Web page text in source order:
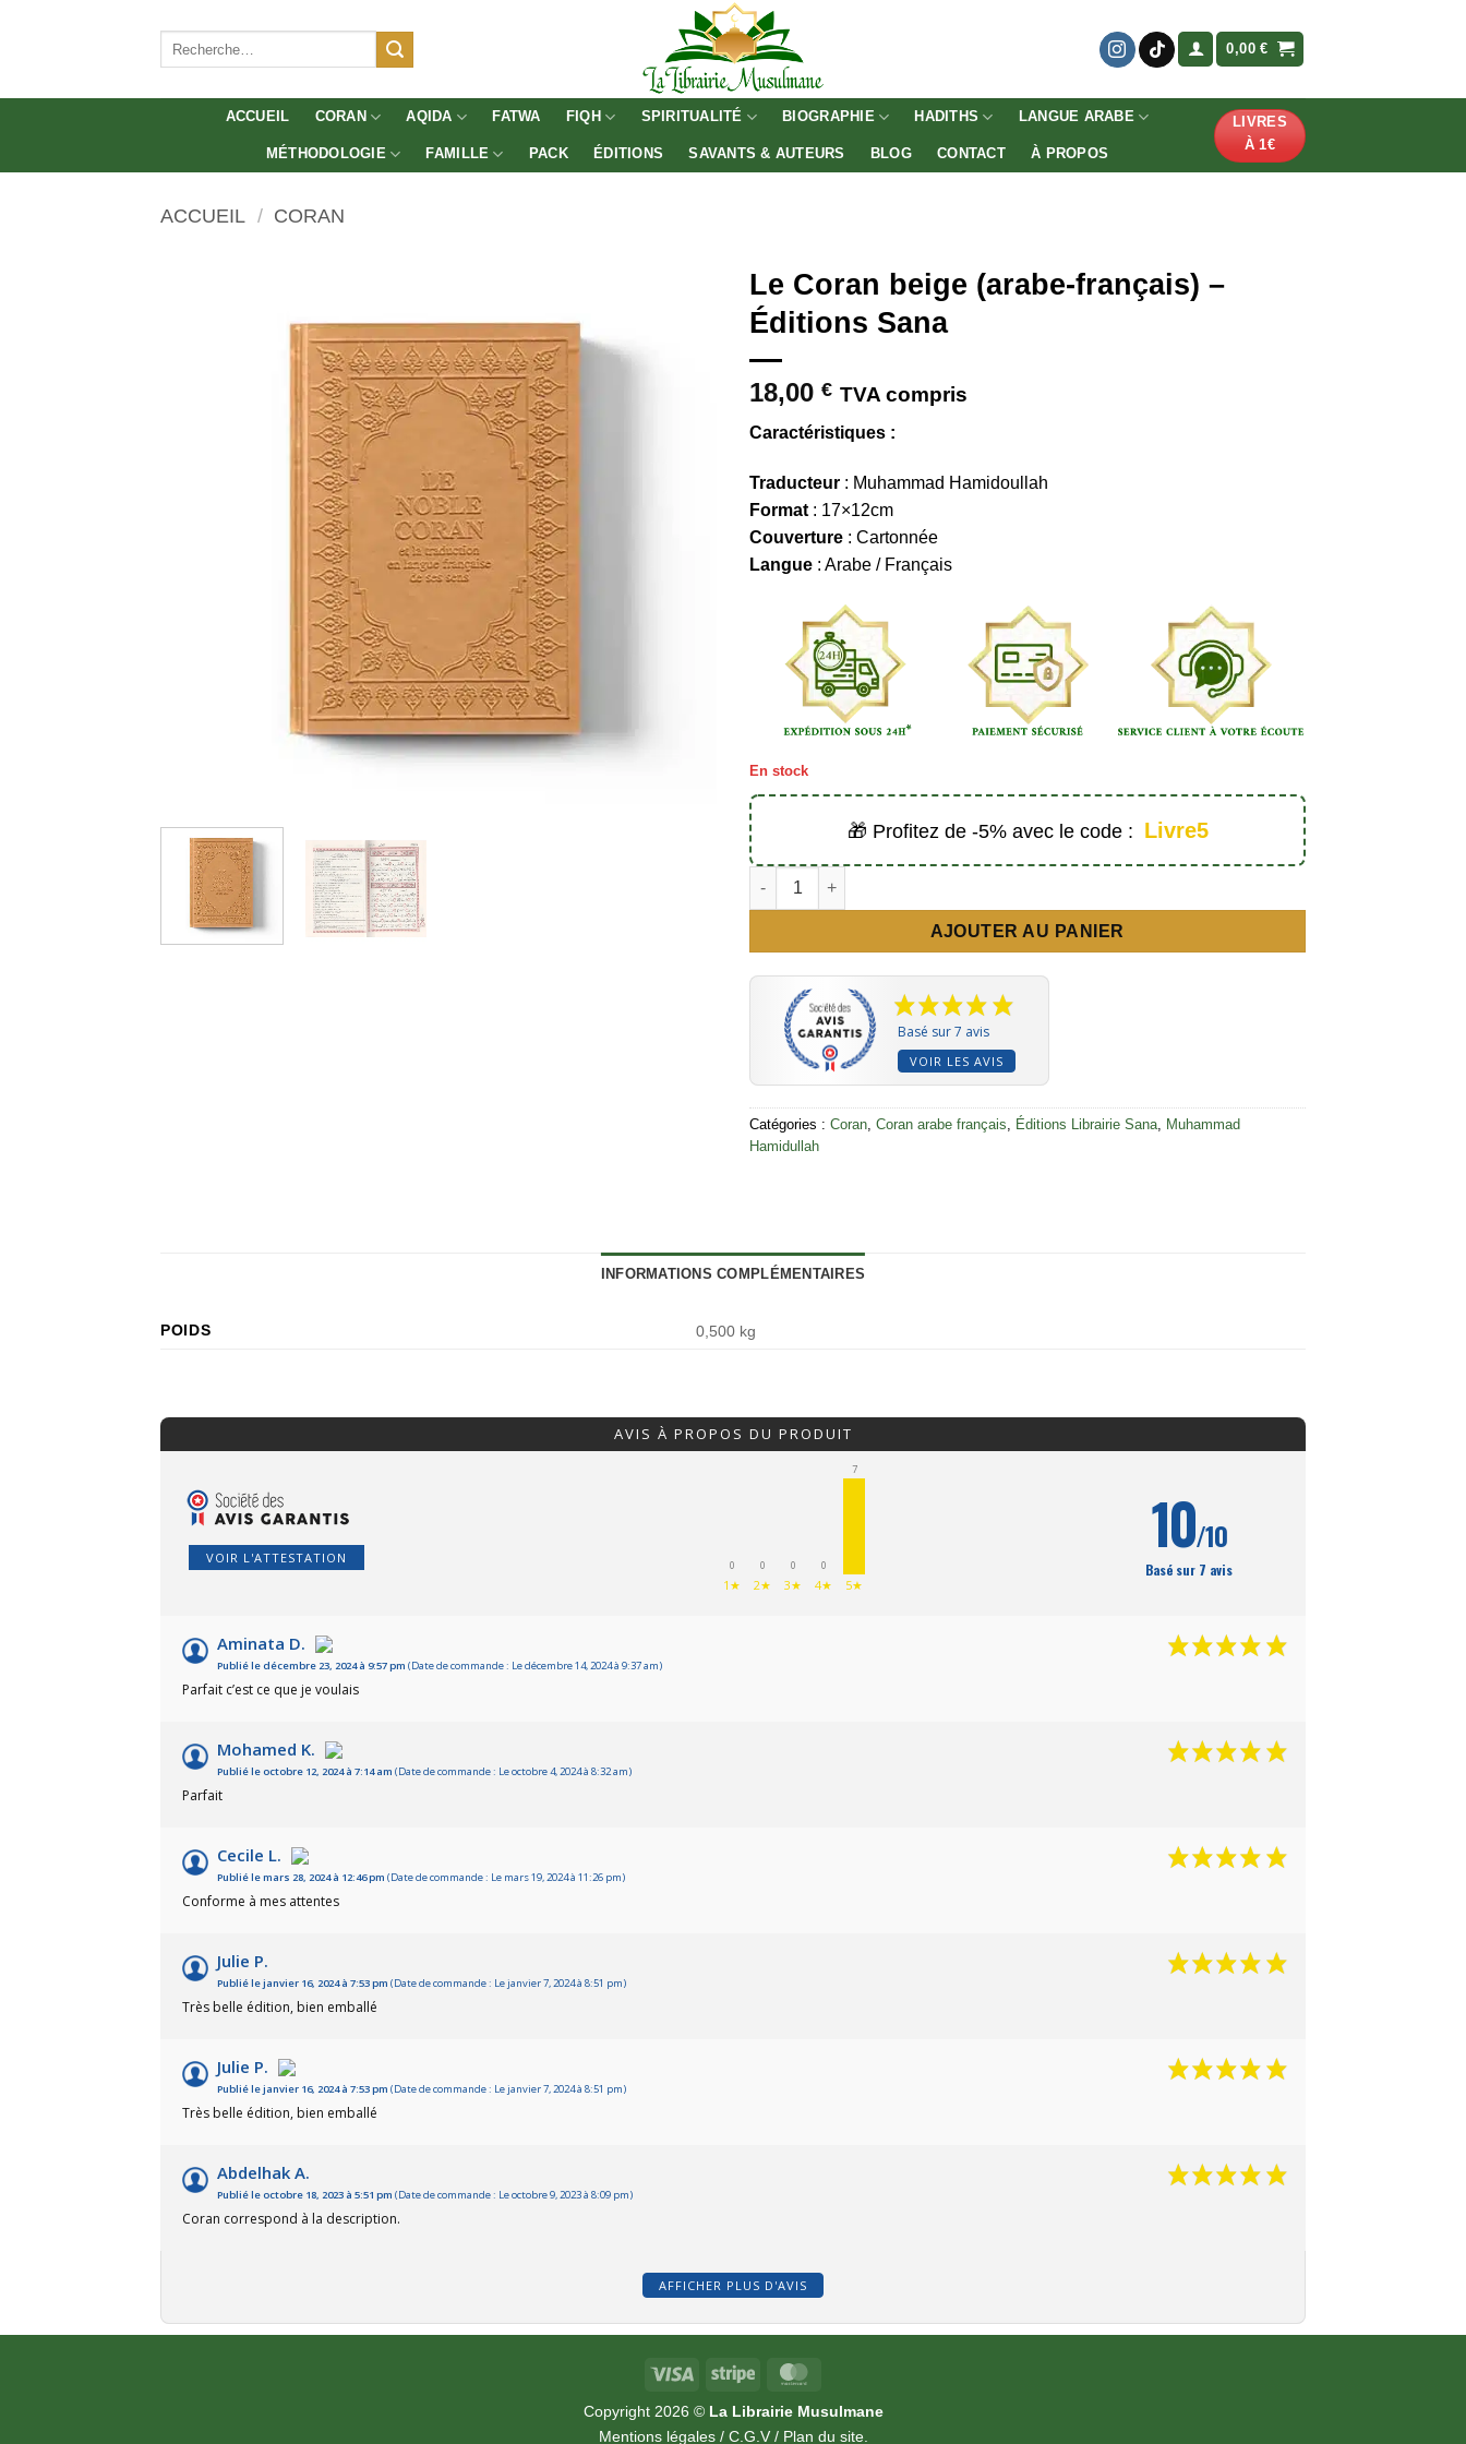
0,00€
ACCUEIL CORAN AQIDA FATWA FIQH SPIRITUALITÉ BIOGRAPHIE HADITHS LANGUE ARABE
MÉTHODOLOGIE FAMILLE PACK ÉDITIONS SAVANTS & AUTEURS BLOG CONTACT À PROPOS
LIVRES
À 1€
ACCUEIL / CORAN
Le Coran beige (arabe-français) –
Éditions Sana
18,00 € TVA compris
Caractéristiques :
Traducteur : Muhammad Hamidoullah
Format : 17×12cm
Couverture : Cartonnée
Langue : Arabe / Français
En stock
🎁 Profitez de -5% avec le code : Livre5
quantité de Le Coran beige (arabe-français) - Éditions Sana
AJOUTER AU PANIER
Basé sur 7 avis
VOIR LES AVIS
Catégories : Coran Coran arabe français Éditions Librairie Sana Muhammad
Hamidullah
INFORMATIONS COMPLÉMENTAIRES
POIDS 0,500 kg
AVIS À PROPOS DU PRODUIT
VOIR L'ATTESTATION 0
1★
0
2★
0
3★
0
4★
7
5★
10/10
Basé sur 7 avis
Aminata D.
Publié le décembre 23, 2024 à 9:57 pm (Date de commande : Le décembre 14, 2024 à 9:37 am)
Parfait c’est ce que je voulais
Mohamed K.
Publié le octobre 12, 2024 à 7:14 am (Date de commande : Le octobre 4, 2024 à 8:32 am)
Parfait
Cecile L.
Publié le mars 28, 2024 à 12:46 pm (Date de commande : Le mars 19, 2024 à 11:26 pm)
Conforme à mes attentes
Julie P.
Publié le janvier 16, 2024 à 7:53 pm (Date de commande : Le janvier 7, 2024 à 8:51 pm)
Très belle édition, bien emballé
Julie P.
Publié le janvier 16, 2024 à 7:53 pm (Date de commande : Le janvier 7, 2024 à 8:51 pm)
Très belle édition, bien emballé
Abdelhak A.
Publié le octobre 18, 2023 à 5:51 pm (Date de commande : Le octobre 9, 2023 à 8:09 pm)
Coran correspond à la description.
AFFICHER PLUS D'AVIS
Visa Stripe
Copyright 2026 © La Librairie Musulmane
Mentions légales/ C.G.V/ Plan du site.